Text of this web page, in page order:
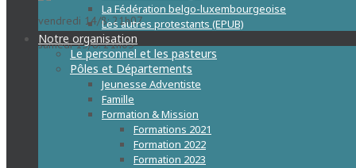
vendredi 14/8: 21h07
samedi 15/8: 21h05
La Fédération belgo-luxembourgeoise
Les autres protestants (EPUB)
Notre organisation
Le personnel et les pasteurs
Pôles et Départements
Jeunesse Adventiste
Famille
Formation & Mission
Formations 2021
Formation 2022
Formation 2023